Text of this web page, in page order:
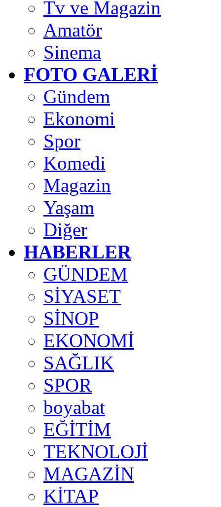
Tv ve Magazin
Amatör
Sinema
FOTO GALERİ
Gündem
Ekonomi
Spor
Komedi
Magazin
Yaşam
Diğer
HABERLER
GÜNDEM
SİYASET
SİNOP
EKONOMİ
SAĞLIK
SPOR
boyabat
EĞİTİM
TEKNOLOJİ
MAGAZİN
KİTAP